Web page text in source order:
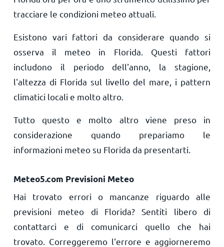
tracciare le condizioni meteo attuali.
Esistono vari fattori da considerare quando si
osserva il meteo in Florida. Questi fattori
includono il periodo dell'anno, la stagione,
l'altezza di Florida sul livello del mare, i pattern
climatici locali e molto altro.
Tutto questo e molto altro viene preso in
considerazione quando prepariamo le
informazioni meteo su Florida da presentarti.
Meteo5.com Previsioni Meteo
Hai trovato errori o mancanze riguardo alle
previsioni meteo di Florida? Sentiti libero di
contattarci e di comunicarci quello che hai
trovato. Correggeremo l'errore e aggiorneremo